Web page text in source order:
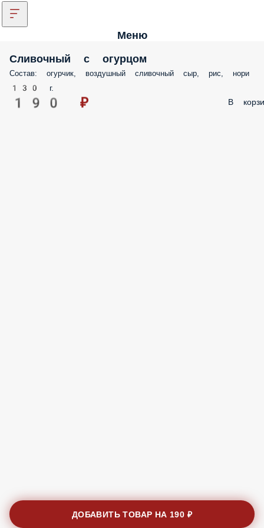
Меню
Сливочный с огурцом
Состав: огурчик, воздушный сливочный сыр, рис, нори
130 г.
190 ₽ В
ДОБАВИТЬ ТОВАР НА 190 ₽